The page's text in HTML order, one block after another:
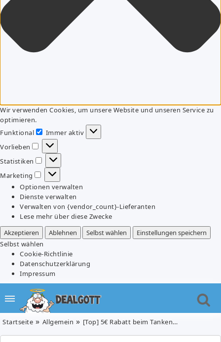
Wir verwenden Cookies, um unsere Website und unseren Service zu
optimieren.
Funktional
Funktional
Immer aktiv
Vorlieben
Vorlieben
Statistiken
Statistiken
Marketing
Marketing
Optionen verwalten
Dienste verwalten
Verwalten von {vendor_count}-Lieferanten
Lese mehr über diese Zwecke
Akzeptieren
Ablehnen Selbst wählen
Einstellungen speichern
Selbst wählen
Cookie-Richtlinie
Datenschutzerklärung
Impressum
Startseite Allgemein [Top] 5€ Rabatt beim Tanken bei Shell dank Paypal